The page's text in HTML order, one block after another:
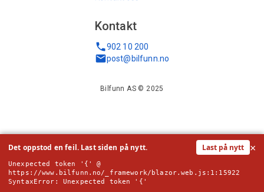
Kontakt
902 10 200
post@bilfunn.no
Bilfunn AS © 2025
Det oppstod en feil. Last siden på nytt. Last på nytt ×
Unexpected token '{' @
https://www.bilfunn.no/_framework/blazor.web.js:1:15922
SyntaxError: Unexpected token '{'